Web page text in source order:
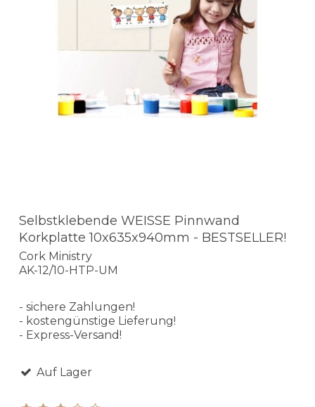
Selbstklebende WEISSE Pinnwand
Korkplatte 10x635x940mm - BESTSELLER!
Cork Ministry
AK-12/10-HTP-UM
- sichere Zahlungen!
- kostengünstige Lieferung!
- Express-Versand!
Auf Lager